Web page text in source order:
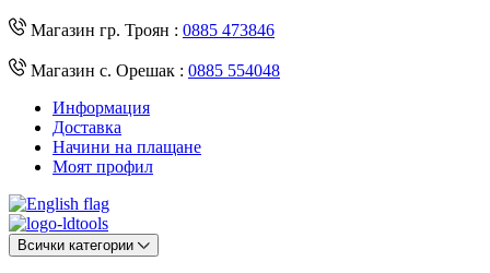
Магазин гр. Троян : 0885 473846
Магазин с. Орешак : 0885 554048
Информация
Доставка
Начини на плащане
Моят профил
Всички категории